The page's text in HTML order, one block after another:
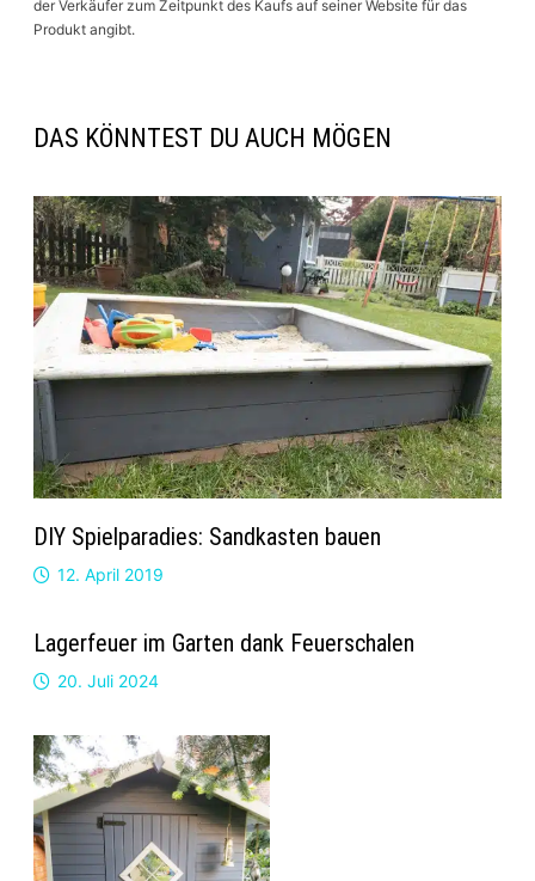
der Verkäufer zum Zeitpunkt des Kaufs auf seiner Website für das
Produkt angibt.
DAS KÖNNTEST DU AUCH MÖGEN
DIY Spielparadies: Sandkasten bauen
12. April 2019
Lagerfeuer im Garten dank Feuerschalen
20. Juli 2024